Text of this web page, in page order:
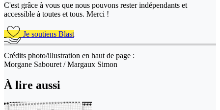
C'est grâce à vous que nous pouvons rester indépendants et
accessible à toutes et tous. Merci !
Je soutiens Blast
Crédits photo/illustration en haut de page :
Morgane Sabouret / Margaux Simon
À lire aussi